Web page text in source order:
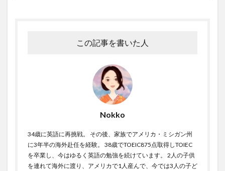
この記事を書いた人
Nokko
34歳に英語に再挑戦。 その後、家族でアメリカ・ミシガン州
に3年半の海外赴任を経験。 38歳でTOEIC875点取得しTOIEC
を卒業し、今はゆるく英語の勉強を続けています。 2人の子供
を連れて海外に渡り、アメリカで1人産んで、今では3人の子ど